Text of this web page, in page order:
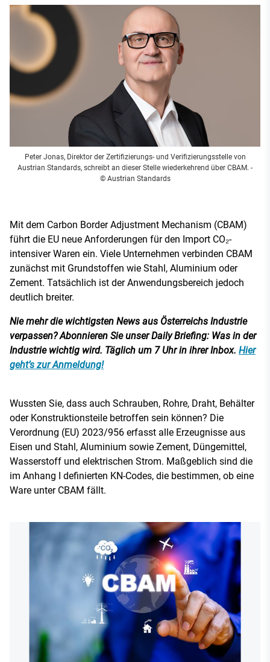
Peter Jonas, Direktor der Zertifizierungs- und Verifizierungsstelle von
Austrian Standards, schreibt an dieser Stelle wiederkehrend über CBAM. -
© Austrian Standards
Mit dem Carbon Border Adjustment Mechanism (CBAM)
führt die EU neue Anforderungen für den Import CO₂-
intensiver Waren ein. Viele Unternehmen verbinden CBAM
zunächst mit Grundstoffen wie Stahl, Aluminium oder
Zement. Tatsächlich ist der Anwendungsbereich jedoch
deutlich breiter.
Nie mehr die wichtigsten News aus Österreichs Industrie
verpassen? Abonnieren Sie unser Daily Briefing: Was in der
Industrie wichtig wird. Täglich um 7 Uhr in ihrer Inbox. Hier
geht’s zur Anmeldung!
Wussten Sie, dass auch Schrauben, Rohre, Draht, Behälter
oder Konstruktionsteile betroffen sein können? Die
Verordnung (EU) 2023/956 erfasst alle Erzeugnisse aus
Eisen und Stahl, Aluminium sowie Zement, Düngemittel,
Wasserstoff und elektrischen Strom. Maßgeblich sind die
im Anhang I definierten KN-Codes, die bestimmen, ob eine
Ware unter CBAM fällt.